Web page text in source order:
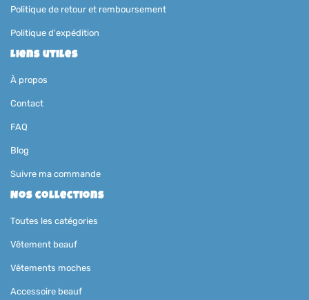
Politique de retour et remboursement
Politique d'expédition
Liens utiles
À propos
Contact
FAQ
Blog
Suivre ma commande
Nos collections
Toutes les catégories
Vêtement beauf
Vêtements moches
Accessoire beauf